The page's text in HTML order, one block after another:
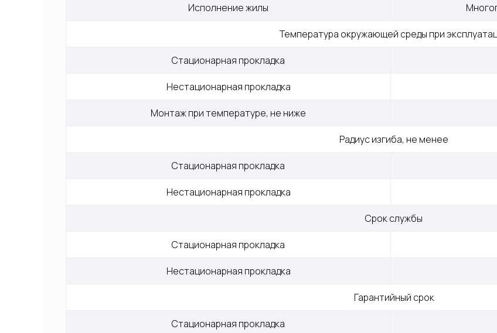
Исполнение жилы
Температура окружающей среды при
Стационарная прокладка
Нестационарная прокладка
Монтаж при температуре, не ниже
Радиус изгиба, не менее
Стационарная прокладка
Нестационарная прокладка
Срок службы
Стационарная прокладка
Нестационарная прокладка
Гарантийный срок
Стационарная прокладка